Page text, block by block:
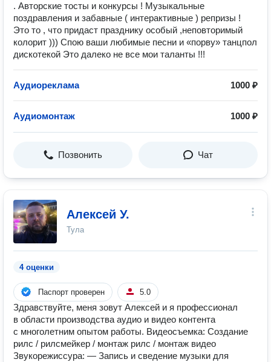
. Авторские тосты и конкурсы ! Музыкальные
поздравления и забавные ( интерактивные ) репризы !
Это то , что придаст празднику особый ,неповторимый
колорит ))) Спою ваши любимые песни и «порву» танцпол
дискотекой Это далеко не все мои таланты !!!
Аудиореклама 1000 ₽
Аудиомонтаж 1000 ₽
Позвонить Чат
Алексей У.
Тула
4 оценки
Паспорт проверен 5.0
Здравствуйте, меня зовут Алексей и я профессионал
в области производства аудио и видео контента
с многолетним опытом работы. Видеосъемка: Создание
рилс / рилсмейкер / монтаж рилс / монтаж видео
Звукорежиссура: — Запись и сведение музыки для